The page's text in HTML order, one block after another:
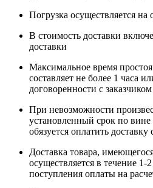
Погрузка осуществляется
В стоимость доставки
доставки
Максимальное время
составляет не более 1 часа
договоренности с заказчиком
При невозможности
установленный срок по вине
обязуется оплатить доставку
Доставка товара,
осуществляется в течение 1-
поступления оплаты на